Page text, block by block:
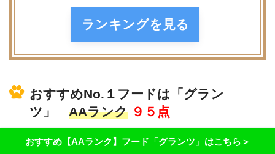
ランキングを見る
おすすめNo.１フードは「グラン
ツ」AAランク ９５点
おすすめ【AAランク】フード「グランツ」はこちら＞